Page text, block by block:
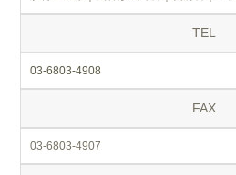
TEL
03-6803-4908
FAX
03-6803-4907